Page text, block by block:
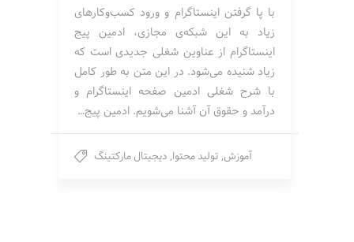
با پا گرفتن اینستاگرام و ورود کسب‌وکارهای
زیاد به این شبکه‌ی مجازی، ادمین پیج
اینستاگرام از عناوین شغلی جدیدی است که
زیاد شنیده می‌شود. در این متن به طور کامل
با شرح شغلی ادمین صفحه اینستاگرام و
درآمد و حقوق آن آشنا می‌شویم. ادمین پیج…
آموزش, تولید محتوا, دیجیتال مارکتینگ